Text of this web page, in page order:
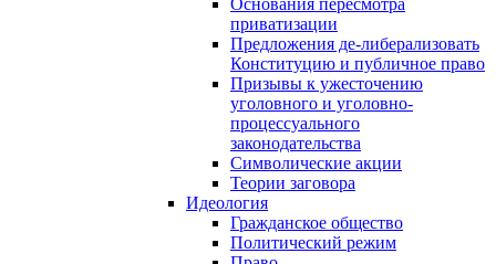
Основания пересмотра
приватизации
Предложения де-либерализовать
Конституцию и публичное право
Призывы к ужесточению
уголовного и уголовно-
процессуального
законодательства
Символические акции
Теории заговора
Идеология
Гражданское общество
Политический режим